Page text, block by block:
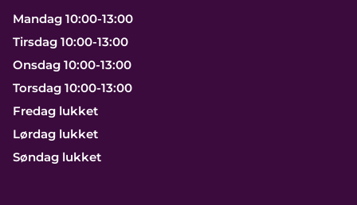
Mandag 10:00-13:00
Tirsdag 10:00-13:00
Onsdag 10:00-13:00
Torsdag 10:00-13:00
Fredag lukket
Lørdag lukket
Søndag lukket